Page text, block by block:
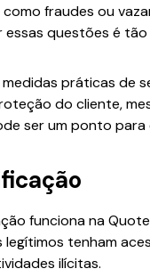
fraudes ou
questões é
práticas de
do cliente,
ser um ponto
funciona na
legítimos tenham
ilícitas.